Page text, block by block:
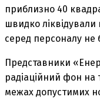
приблизно 40
швидко
серед персоналу не
Представники
радіаційний фон на
межах допустимих